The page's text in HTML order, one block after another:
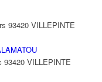
93420 VILLEPINTE
93420 VILLEPINTE